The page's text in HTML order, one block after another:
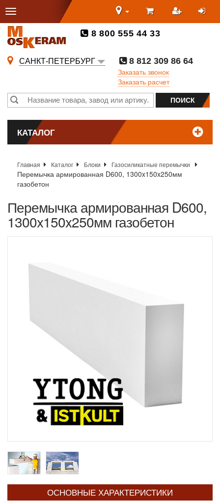
8 800 555 44 33
САНКТ-ПЕТЕРБУРГ
8 812 309 86 64
Заказать звонок
Заказать расчет
КАТАЛОГ
Главная Каталог Блоки Газосиликатные перемычки
Перемычка армированная D600, 1300x150x250мм
газобетон
Перемычка армированная D600,
1300x150x250мм газобетон
ОСНОВНЫЕ ХАРАКТЕРИСТИКИ